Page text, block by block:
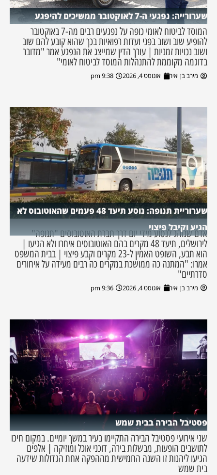
שערורייה: נפגעי ה-7 לאוקטובר ממשיכים להיפגע
המוסד לביטוח לאומי כופה על נפגעים רבים מה-7 באוקטובר
להופיע שוב ושוב בפני ועדות רפואיות בכך שהוא קובע להם שוב
ושוב נכויות זמניות | עורך הדין שמייצג את הנפגע אמר "מדובר
בדוגמה מקוממת להתנהלות המוסד לביטוח לאומי"
מירב בן יאיר אוגוסט 4, 2026 9:38 pm
שערוריית תנופה: נוסע תיעד 48 פעמים שהאוטובוס לא
הגיע וקיבל פיצוי
אדם שנוהג לנסוע מידי יום דרך חברת האוטובוסים "תנופה"
לירושלים, תיעד 48 מקרים בהם האוטובוסים איחרו ולא הגיעו |
הוא תבע, השופט האמין ל-23 מקרים וקבע פיצוי | בבית המשפט
אמרו: "המתנה כה ממושכת במקרים כה רבים מעידה על איחורים
סדרתיים"
מירב בן יאיר אוגוסט 4, 2026 9:36 pm
פסטיבל הבירה בבית שמש
שני אירועי פסטיבל הבירה התקיימו בעיר במשך יומיים. במקום חיכו
לתושבים הופעות, מבשלות בירה, דוכני אוכל ומוזיקה | אלפים
הגיעו ליהנות זו השנה החמישית מההפקה אחת הגדולות שידעה
בית שמש